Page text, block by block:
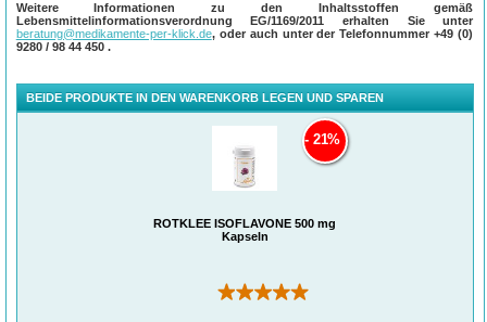
Täglich 1 Kapsel mit etwas Flüssigkeit einnehmen.
1 Kapsel enthält 500 mg Rotklee Konzentrat entspricht 40 mg Isoflavone, 30 mg
Vitamin C.
Isoflavone 40 mg(**), Vitamin C 30 mg (38 %*).
*des empfohlenen Tagesbedarfs gemäß
Nährwertkennzeichnungsverordnung(NKV).
**kein empfohlener Tagesbedarf gemäß
Weitere Informationen zu den Inhaltsstoffen gemäß
Lebensmittelinformationsverordnung EG/1169/2011 erhalten Sie unter
beratung@medikamente-per-klick.de, oder auch unter der Telefonnummer+49 (0)
9280 / 98 44 450 .
BEIDE PRODUKTE IN DEN WARENKORB LEGEN UND SPAREN
ROTKLEE ISOFLAVONE 500 mg
Kapseln
(1)
21%